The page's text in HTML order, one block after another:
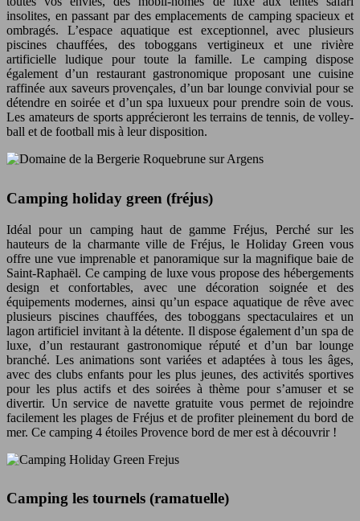
insolites, en passant par des emplacements de camping spacieux et
ombragés. L’espace aquatique est exceptionnel, avec plusieurs
piscines chauffées, des toboggans vertigineux et une rivière
artificielle ludique pour toute la famille. Le camping dispose
également d’un restaurant gastronomique proposant une cuisine
raffinée aux saveurs provençales, d’un bar lounge convivial pour se
détendre en soirée et d’un spa luxueux pour prendre soin de vous.
Les amateurs de sports apprécieront les terrains de tennis, de volley-
ball et de football mis à leur disposition.
Camping holiday green (fréjus)
Idéal pour un camping haut de gamme Fréjus, Perché sur les
hauteurs de la charmante ville de Fréjus, le Holiday Green vous
offre une vue imprenable et panoramique sur la magnifique baie de
Saint-Raphaël. Ce camping de luxe vous propose des hébergements
design et confortables, avec une décoration soignée et des
équipements modernes, ainsi qu’un espace aquatique de rêve avec
plusieurs piscines chauffées, des toboggans spectaculaires et un
lagon artificiel invitant à la détente. Il dispose également d’un spa de
luxe, d’un restaurant gastronomique réputé et d’un bar lounge
branché. Les animations sont variées et adaptées à tous les âges,
avec des clubs enfants pour les plus jeunes, des activités sportives
pour les plus actifs et des soirées à thème pour s’amuser et se
divertir. Un service de navette gratuite vous permet de rejoindre
facilement les plages de Fréjus et de profiter pleinement du bord de
mer. Ce camping 4 étoiles Provence bord de mer est à découvrir !
Camping les tournels (ramatuelle)